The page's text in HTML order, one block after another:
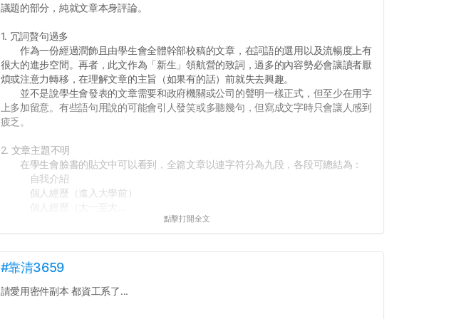
議題的部分，純就文章本身評論。
1. 冗詞贅句過多
作為一份經過潤飾且由學生會全體幹部校稿的文章，在詞語的選用以及流暢度上有
很大的進步空間。再者，此文作為「新生」領航營的致詞，過多的內容勢必會讓讀者厭
煩或注意力轉移，在理解文章的主旨（如果有的話）前就失去興趣。
並不是說學生會發表的文章需要和政府機關或公司的聲明一樣正式，但至少在用字
上多加留意。有些語句用說的可能會引人發笑或多聽幾句，但寫成文字時只會讓人感到
疲乏。
2. 文章主題不明
在學生會臉書的貼文中可以看到，全篇文章以連字符分為九段，各段可總結為：
自我介紹
個人經歷（進入大學前）
點擊打開全文
#靠清3659
請愛用密件副本 都資工系了...